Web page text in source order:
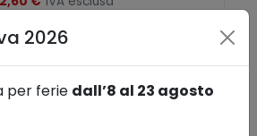
AL CARRELLO
alla lista dei desideri
2026
per ferie dall’8 al 23 agosto